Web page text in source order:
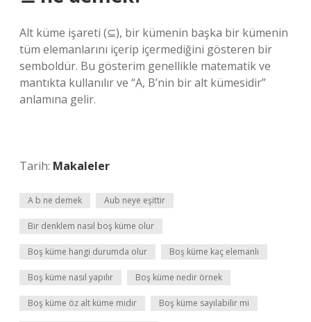
Alt küme işareti (⊆), bir kümenin başka bir kümenin
tüm elemanlarını içerip içermediğini gösteren bir
semboldür. Bu gösterim genellikle matematik ve
mantıkta kullanılır ve “A, B’nin bir alt kümesidir”
anlamına gelir.
Tarih: Makaleler
A b ne demek Aub neye eşittir
Bir denklem nasıl boş küme olur
Boş küme hangi durumda olur Boş küme kaç elemanlı
Boş küme nasıl yapılır Boş küme nedir örnek
Boş küme öz alt küme midir Boş küme sayılabilir mi